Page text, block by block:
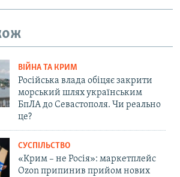
ВІЙНА ТА КРИМ
Російська влада обіцяє закрити
морський шлях українським
БпЛА до Севастополя. Чи реально
це?
СУСПІЛЬСТВО
«Крим – не Росія»: маркетплейс
Ozon припинив прийом нових